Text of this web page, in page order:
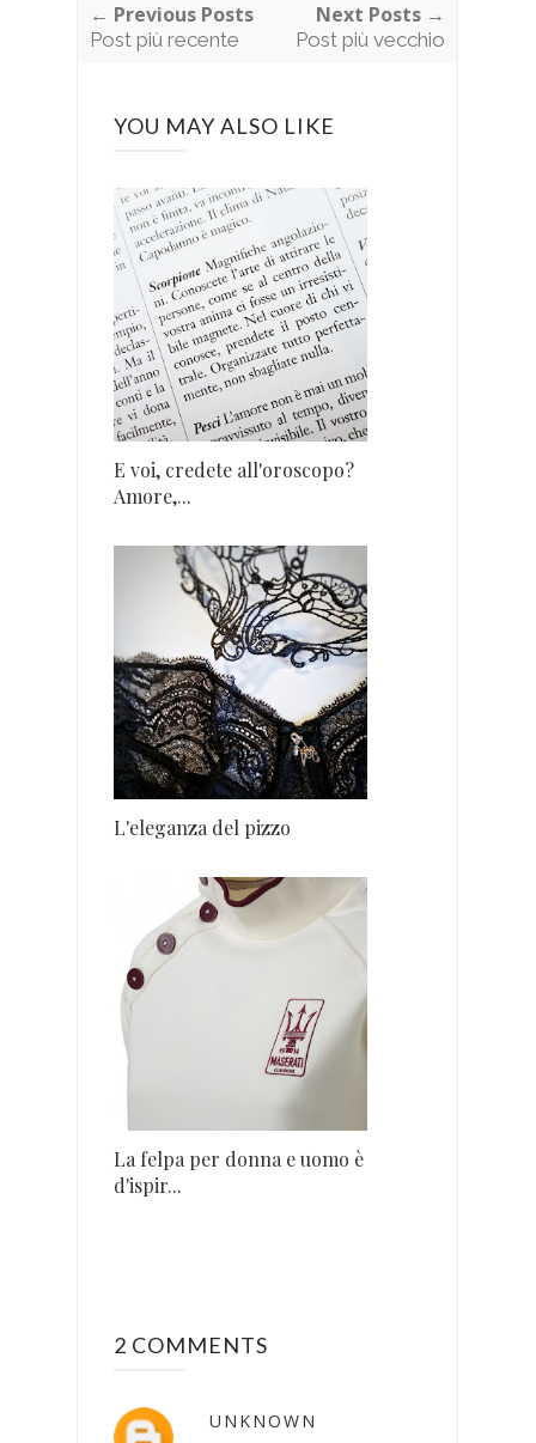
← Previous Posts
Post più recente
Next Posts →
Post più vecchio
YOU MAY ALSO LIKE
E voi, credete all'oroscopo?
Amore,...
L'eleganza del pizzo
La felpa per donna e uomo è
d'ispir...
2 COMMENTS
UNKNOWN